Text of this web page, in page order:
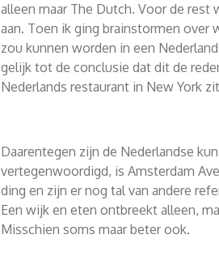
alleen maar The Dutch. Voor de rest
aan. Toen ik ging brainstormen over
zou kunnen worden in een
gelijk tot de conclusie dat dit de
Nederlands restaurant in New York
Daarentegen zijn de Nederlandse
vertegenwoordigd, is Amsterdam
ding en zijn er nog tal van andere
Een wijk en eten ontbreekt alleen,
Misschien soms maar beter ook.